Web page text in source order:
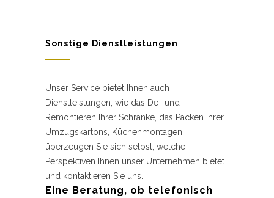
Sonstige Dienstleistungen
Unser Service bietet Ihnen auch
Dienstleistungen, wie das De- und
Remontieren Ihrer Schränke, das Packen Ihrer
Umzugskartons, Küchenmontagen.
überzeugen Sie sich selbst, welche
Perspektiven Ihnen unser Unternehmen bietet
und kontaktieren Sie uns.
Eine Beratung, ob telefonisch